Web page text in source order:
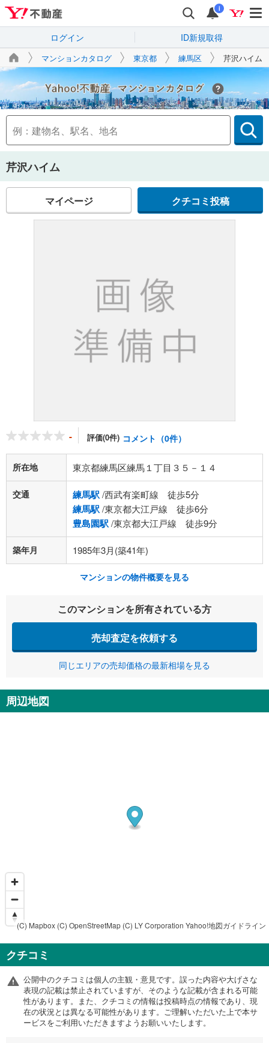
i
ログイン ID新規取得
マンションカタログ 東京都 練馬区 芹沢ハイム
Yahoo!不動産
芹沢ハイム
マイページ クチコミ投稿
- 評価(0件) コメント（0件）
所在地 東京都練馬区練馬１丁目３５－１４
交通 練馬駅/西武有楽町線 徒歩5分
練馬駅/東京都大江戸線 徒歩6分
豊島園駅/東京都大江戸線 徒歩9分
築年月 1985年3月(築41年)
マンションの物件概要を見る
このマンションを所有されている方
売却査定を依頼する
同じエリアの売却価格の最新相場を見る
周辺地図
(C) Mapbox (C) OpenStreetMap (C) LY Corporation Yahoo!地図ガイドライン
クチコミ
公開中のクチコミは個人の主観・意見です。誤った内容や大げさな
表現の記載は禁止されていますが、そのような記載が含まれる可能
性があります。また、クチコミの情報は投稿時点の情報であり、現
在の状況とは異なる可能性があります。ご理解いただいた上で本サ
ービスをご利用いただきますようお願いいたします。